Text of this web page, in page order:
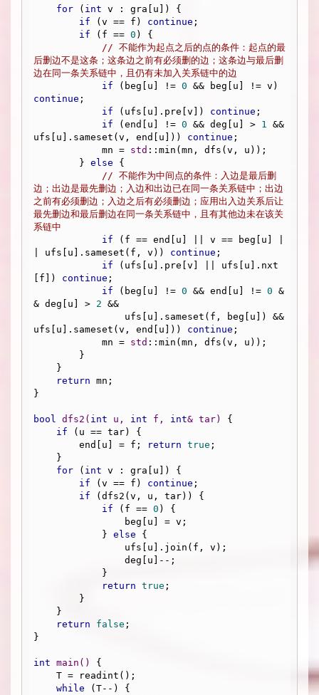
for ( int v : gra[u]) {
if (v == f) continue ;
if (f == 0 ) {
// 不能作为起点之后的点的条件：起点的最
后删边不是这条；这条边之前有必须删的边；这条边与最后删
边在同一条关系链中，且仍有未加入关系链中的边
if (beg[u] != 0
continue ;
if (ufs[u].pre[v]) continue ;
if (end[u] != 0 && deg[u] > 1 &&
ufs[u].sameset(v, end[u])) continue ;
            mn =
std ::min(mn, dfs(v, u));
        }
else {
// 不能作为中间点的条件：入边是最后删
边；出边是最先删边；入边和出边已在同一条关系链中；出边
之前有必须删边；入边之后有必须删边；应用出入边关系后让
最先删边和最后删边在同一条关系链中，且有其他边未在该关
系链中
if (f == end[u] || v == beg[u] |
| ufs[u].sameset(f, v)) continue ;
if (ufs[u].pre[v] || ufs[u].nxt
[f]) continue ;
if (beg[u] != 0 && end[u] != 0 &
& deg[u] > 2 &&
ufs[u].sameset(v, end[u])) continue ;
            mn =
std ::min(mn, dfs(v, u));
return mn;
}
bool dfs2 ( int u, int f, int& tar)
{
if (u == tar) {
        end[u] = f;
return true ;
for ( int v : gra[u]) {
if (v == f) continue ;
if (dfs2(v, u, tar)) {
if (f == 0 ) {
            }
else {
return true ;
return
false ;
}
int main ()
{
while (T--) {